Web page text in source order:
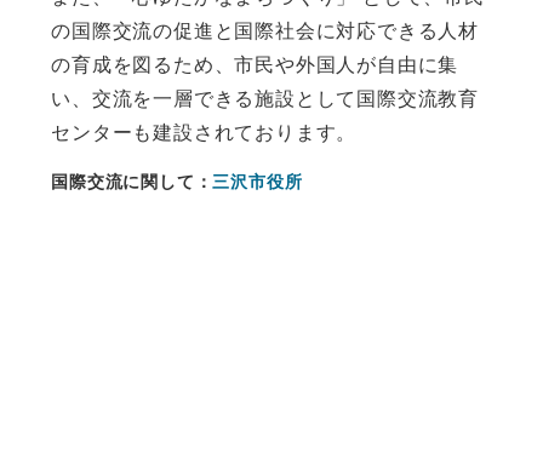
の国際交流の促進と国際社会に対応できる人材
の育成を図るため、市民や外国人が自由に集
い、交流を一層できる施設として国際交流教育
センターも建設されております。
国際交流に関して：三沢市役所